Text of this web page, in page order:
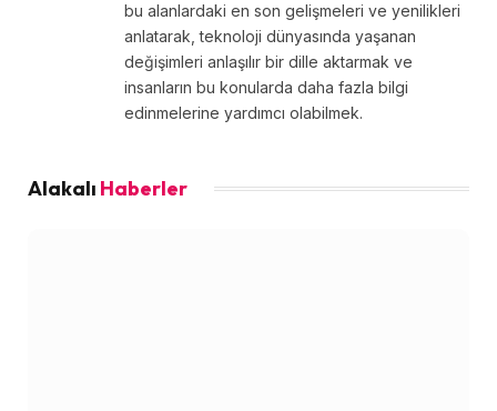
bu alanlardaki en son gelişmeleri ve yenilikleri
anlatarak, teknoloji dünyasında yaşanan
değişimleri anlaşılır bir dille aktarmak ve
insanların bu konularda daha fazla bilgi
edinmelerine yardımcı olabilmek.
Alakalı Haberler